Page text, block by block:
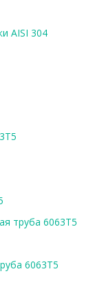
AISI 304
труба 6063Т5
6063Т5